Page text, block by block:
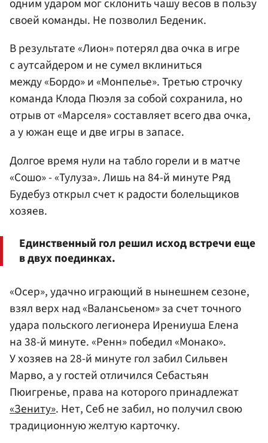
одним ударом мог склонить чашу весов в пользу
своей команды. Не позволил Беденик.
В результате «Лион» потерял два очка в игре
с аутсайдером и не сумел вклиниться
между «Бордо» и «Монпелье». Третью строчку
команда Клода Пюэля за собой сохранила, но
отрыв от «Марселя» составляет всего два очка,
а у южан еще и две игры в запасе.
Долгое время нули на табло горели и в матче
«Сошо» - «Тулуза». Лишь на 84-й минуте Ряд
Будебуз открыл счет к радости болельщиков
хозяев.
Единственный гол решил исход встречи еще
в двух поединках.
«Осер», удачно играющий в нынешнем сезоне,
взял верх над «Валансьеном» за счет точного
удара польского легионера Ирениуша Елена
на 38-й минуте. «Ренн» победил «Монако».
У хозяев на 28-й минуте гол забил Сильвен
Марво, а у гостей отличился Себастьян
Пюигренье, права на которого принадлежат
«Зениту». Нет, Себ не забил, но получил свою
традиционную желтую карточку.